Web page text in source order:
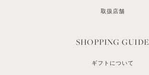
取扱店舗
SHOPPING GUIDE
ギフトについて